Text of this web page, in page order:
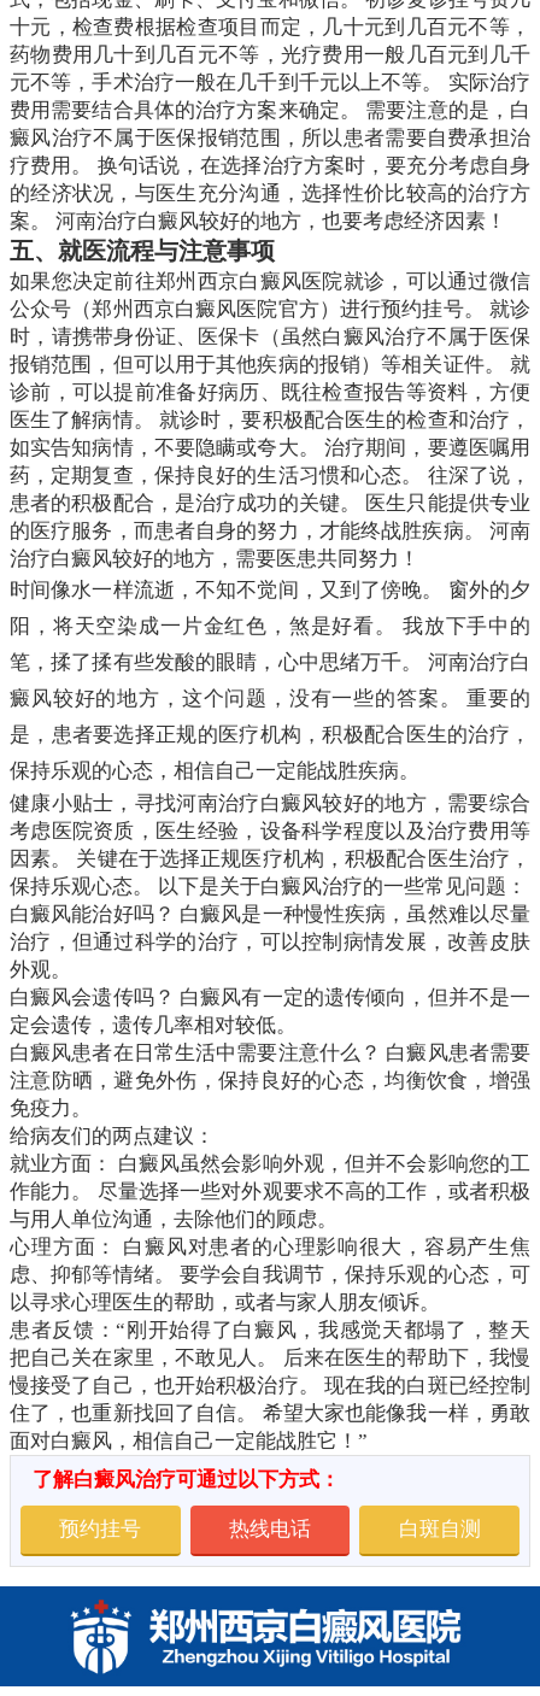
十元，检查费根据检查项目而定，几十元到几百元不等，
药物费用几十到几百元不等，光疗费用一般几百元到几千
元不等，手术治疗一般在几千到千元以上不等。 实际治疗
费用需要结合具体的治疗方案来确定。 需要注意的是，白
癜风治疗不属于医保报销范围，所以患者需要自费承担治
疗费用。 换句话说，在选择治疗方案时，要充分考虑自身
的经济状况，与医生充分沟通，选择性价比较高的治疗方
案。 河南治疗白癜风较好的地方，也要考虑经济因素！
五、就医流程与注意事项
如果您决定前往郑州西京白癜风医院就诊，可以通过微信
公众号（郑州西京白癜风医院官方）进行预约挂号。 就诊
时，请携带身份证、医保卡（虽然白癜风治疗不属于医保
报销范围，但可以用于其他疾病的报销）等相关证件。 就
诊前，可以提前准备好病历、既往检查报告等资料，方便
医生了解病情。 就诊时，要积极配合医生的检查和治疗，
如实告知病情，不要隐瞒或夸大。 治疗期间，要遵医嘱用
药，定期复查，保持良好的生活习惯和心态。 往深了说，
患者的积极配合，是治疗成功的关键。 医生只能提供专业
的医疗服务，而患者自身的努力，才能终战胜疾病。 河南
治疗白癜风较好的地方，需要医患共同努力！
时间像水一样流逝，不知不觉间，又到了傍晚。 窗外的夕
阳，将天空染成一片金红色，煞是好看。 我放下手中的
笔，揉了揉有些发酸的眼睛，心中思绪万千。 河南治疗白
癜风较好的地方，这个问题，没有一些的答案。 重要的
是，患者要选择正规的医疗机构，积极配合医生的治疗，
保持乐观的心态，相信自己一定能战胜疾病。
健康小贴士，寻找河南治疗白癜风较好的地方，需要综合
考虑医院资质，医生经验，设备科学程度以及治疗费用等
因素。 关键在于选择正规医疗机构，积极配合医生治疗，
保持乐观心态。 以下是关于白癜风治疗的一些常见问题：
白癜风能治好吗？ 白癜风是一种慢性疾病，虽然难以尽量
治疗，但通过科学的治疗，可以控制病情发展，改善皮肤
外观。
白癜风会遗传吗？ 白癜风有一定的遗传倾向，但并不是一
定会遗传，遗传几率相对较低。
白癜风患者在日常生活中需要注意什么？ 白癜风患者需要
注意防晒，避免外伤，保持良好的心态，均衡饮食，增强
免疫力。
给病友们的两点建议：
就业方面： 白癜风虽然会影响外观，但并不会影响您的工
作能力。 尽量选择一些对外观要求不高的工作，或者积极
与用人单位沟通，去除他们的顾虑。
心理方面： 白癜风对患者的心理影响很大，容易产生焦
虑、抑郁等情绪。 要学会自我调节，保持乐观的心态，可
以寻求心理医生的帮助，或者与家人朋友倾诉。
患者反馈：“刚开始得了白癜风，我感觉天都塌了，整天
把自己关在家里，不敢见人。 后来在医生的帮助下，我慢
慢接受了自己，也开始积极治疗。 现在我的白斑已经控制
住了，也重新找回了自信。 希望大家也能像我一样，勇敢
面对白癜风，相信自己一定能战胜它！”
了解白癜风治疗可通过以下方式：
预约挂号 热线电话 白斑自测